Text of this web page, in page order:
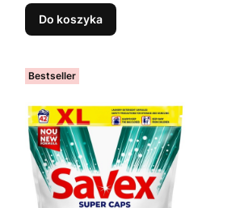
Do koszyka
Bestseller